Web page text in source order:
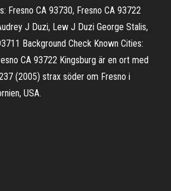
Fresno CA 93730, Fresno CA 93722
J Duzi, Lew J Duzi George Stalis,
Background Check Known Cities:
CA 93722 Kingsburg är en ort med
(2005) strax söder om Fresno i
USA.